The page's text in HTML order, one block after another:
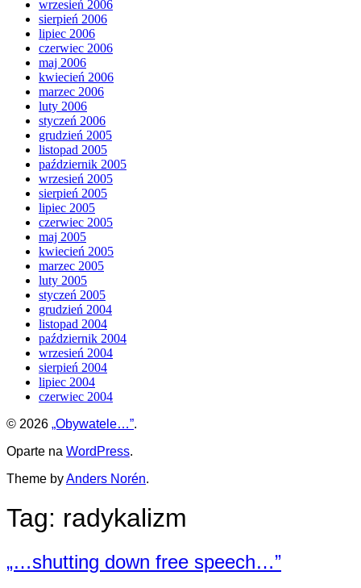
wrzesień 2006
sierpień 2006
lipiec 2006
czerwiec 2006
maj 2006
kwiecień 2006
marzec 2006
luty 2006
styczeń 2006
grudzień 2005
listopad 2005
październik 2005
wrzesień 2005
sierpień 2005
lipiec 2005
czerwiec 2005
maj 2005
kwiecień 2005
marzec 2005
luty 2005
styczeń 2005
grudzień 2004
listopad 2004
październik 2004
wrzesień 2004
sierpień 2004
lipiec 2004
czerwiec 2004
© 2026 „Obywatele…”.
Oparte na WordPress.
Theme byAnders Norén.
Tag: radykalizm
„…shutting down free speech…”